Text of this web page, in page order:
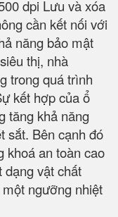
dpi Lưu và xóa
cần kết nối với
năng bảo mật
thị, nhà
trong quá trình
kết hợp của ổ
tăng khả năng
sắt. Bên cạnh đó
khoá an toàn cao
dạng vật chất
ngưỡng nhiệt